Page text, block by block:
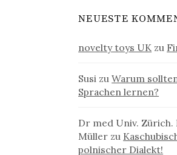
NEUESTE
novelty toys UK zu
Susi zuWarum
Sprachen lernen?
Dr med Univ.
Müller zu
polnischer Dialekt!